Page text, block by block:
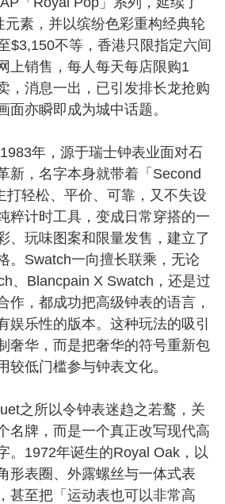
元素，并以缤纷色彩重构经典轮
$3,150不等，香港只限指定六间
上销售，每人每天每店限购1
，消息一出，已引发排长龙抢购
面亦瞬即成为城中话题。
年，源于瑞士钟表业面对石
新，名字本身就带着「Second
打轻松、平价、可靠，又不失设
粹计时工具，变成日常穿搭的一
、玩味图案和限量发售，建立了
。Swatch一向擅长联乘，无论
、Blancpain X Swatch，还是过
作，都成功把高级钟表的语言，
娱乐性的版本。这种玩法的吸引
奢华，而是把奢华的符号重新包
较低门槛参与钟表文化。
之所以令钟表迷趋之若鹜，关
名牌，而是一个真正改写现代高
。1972年诞生的Royal Oak，以
形表圈、外露螺丝与一体式表
甚至把「运动表也可以非常高